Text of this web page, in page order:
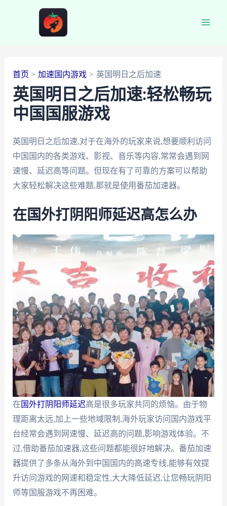
首页 加速国内游戏 英国明日之后加速
英国明日之后加速:轻松畅玩
中国国服游戏
英国明日之后加速,对于在海外的玩家来说,想要顺利访问
中国国内的各类游戏、影视、音乐等内容,常常会遇到网
速慢、延迟高等问题。但现在有了可靠的方案可以帮助
大家轻松解决这些难题,那就是使用番茄加速器。
在国外打阴阳师延迟高怎么办
在 国外打阴阳师延迟高是很多玩家共同的烦恼。由于物
理距离太远,加上一些地域限制,海外玩家访问国内游戏平
台经常会遇到网速慢、延迟高的问题,影响游戏体验。不
过,借助番茄加速器,这些问题都能很好地解决。番茄加速
器提供了多条从海外到中国国内的高速专线,能够有效提
升访问游戏的网速和稳定性,大大降低延迟,让您畅玩阴阳
师等国服游戏不再困难。